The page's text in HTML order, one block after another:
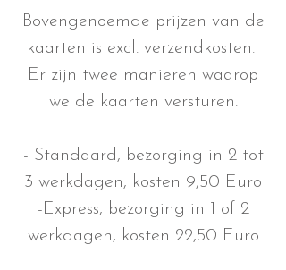
Bovengenoemde prijzen van de
kaarten is excl. verzendkosten.
Er zijn twee manieren waarop
we de kaarten versturen.
- Standaard, bezorging in 2 tot
3 werkdagen, kosten 9,50 Euro
-Express, bezorging in 1 of 2
werkdagen, kosten 22,50 Euro